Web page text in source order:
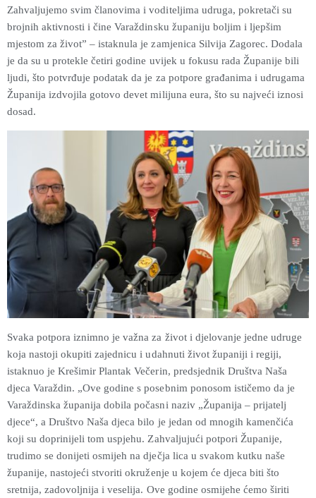
Zahvaljujemo svim članovima i voditeljima udruga, pokretači su
brojnih aktivnosti i čine Varaždinsku županiju boljim i ljepšim
mjestom za život” – istaknula je zamjenica Silvija Zagorec. Dodala
je da su u protekle četiri godine uvijek u fokusu rada Županije bili
ljudi, što potvrđuje podatak da je za potpore građanima i udrugama
Županija izdvojila gotovo devet milijuna eura, što su najveći iznosi
dosad.
Svaka potpora iznimno je važna za život i djelovanje jedne udruge
koja nastoji okupiti zajednicu i udahnuti život županiji i regiji,
istaknuo je Krešimir Plantak Večerin, predsjednik Društva Naša
djeca Varaždin. „Ove godine s posebnim ponosom ističemo da je
Varaždinska županija dobila počasni naziv „Županija – prijatelj
djece“, a Društvo Naša djeca bilo je jedan od mnogih kamenčića
koji su doprinijeli tom uspjehu. Zahvaljujući potpori Županije,
trudimo se donijeti osmijeh na dječja lica u svakom kutku naše
županije, nastojeći stvoriti okruženje u kojem će djeca biti što
sretnija, zadovoljnija i veselija. Ove godine osmijehe ćemo širiti